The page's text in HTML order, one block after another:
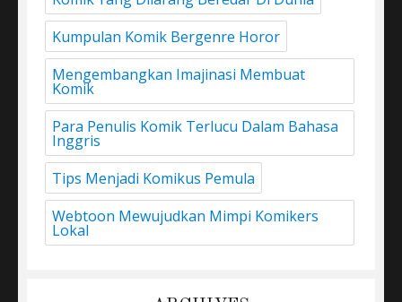
Kumpulan Komik Bergenre Horor
Mengembangkan Imajinasi Membuat
Komik
Para Penulis Komik Terlucu Dalam Bahasa
Inggris
Tips Menjadi Komikus Pemula
Webtoon Mewujudkan Mimpi Komikers
Lokal